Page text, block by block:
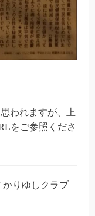
われますが、上
をご参照くださ
りゆしクラブ